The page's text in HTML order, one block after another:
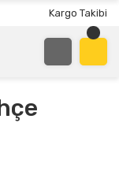
Kargo Takibi